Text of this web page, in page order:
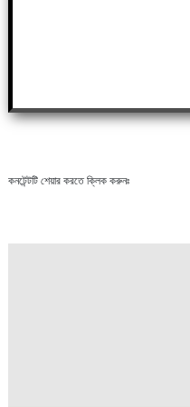
কনটেন্টটি শেয়ার করতে ক্লিক করুনঃ